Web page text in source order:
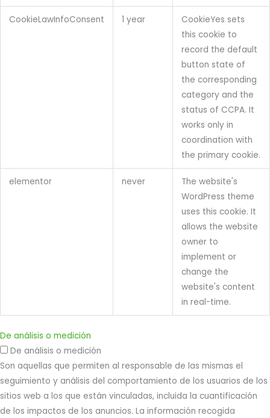
CookieLawInfoConsent 1 year
CookieYes sets
this cookie to
record the default
button state of
the corresponding
category and the
status of CCPA. It
works only in
coordination with
the primary cookie.
elementor never
The website's
WordPress theme
uses this cookie. It
allows the website
owner to
implement or
change the
website's content
in real-time.
De análisis o medición
De análisis o medición
Son aquellas que permiten al responsable de las mismas el
seguimiento y análisis del comportamiento de los usuarios de los
sitios web a los que están vinculadas, incluida la cuantificación
de los impactos de los anuncios. La información recogida